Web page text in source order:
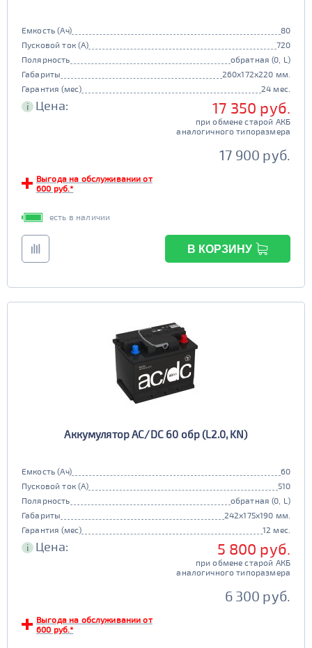
Емкость (Ач)
80
Пусковой ток (А)
720
Полярность
обратная (0, L)
Габариты
260x172x220 мм.
Гарантия (мес)
24 мес.
i Цена: 17 350 руб.
при обмене старой АКБ
аналогичного типоразмера
17 900 руб.
Выгода на обслуживании от
600 руб.*
есть в наличии
В КОРЗИНУ
Аккумулятор AC/DC 60 обр (L2.0, KN)
Емкость (Ач)
60
Пусковой ток (А)
510
Полярность
обратная (0, L)
Габариты
242x175x190 мм.
Гарантия (мес)
12 мес.
i Цена: 5 800 руб.
при обмене старой АКБ
аналогичного типоразмера
6 300 руб.
Выгода на обслуживании от
600 руб.*